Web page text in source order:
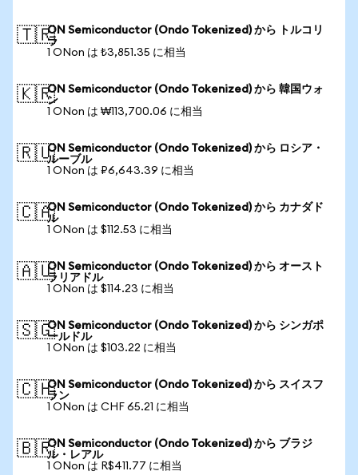
🇹🇷ON Semiconductor (Ondo Tokenized) から トルコリ
ラ
1 ONon は ₺3,851.35 に相当
🇰🇷ON Semiconductor (Ondo Tokenized) から 韓国ウォ
ン
1 ONon は ₩113,700.06 に相当
🇷🇺ON Semiconductor (Ondo Tokenized) から ロシア・
ルーブル
1 ONon は ₽6,643.39 に相当
🇨🇦ON Semiconductor (Ondo Tokenized) から カナダド
ル
1 ONon は $112.53 に相当
🇦🇺ON Semiconductor (Ondo Tokenized) から オースト
ラリアドル
1 ONon は $114.23 に相当
🇸🇬ON Semiconductor (Ondo Tokenized) から シンガポ
ールドル
1 ONon は $103.22 に相当
🇨🇭ON Semiconductor (Ondo Tokenized) から スイスフ
ラン
1 ONon は CHF 65.21 に相当
🇧🇷ON Semiconductor (Ondo Tokenized) から ブラジ
ル・レアル
1 ONon は R$411.77 に相当